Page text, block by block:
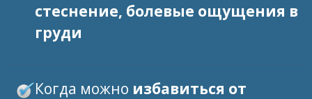
стеснение, болевые ощущения в
груди
Когда можно избавиться от